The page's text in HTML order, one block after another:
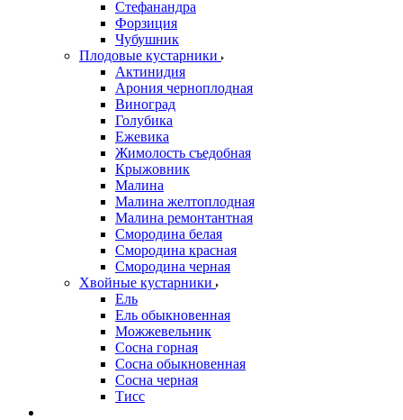
Стефанандра
Форзиция
Чубушник
Плодовые кустарники
Актинидия
Арония черноплодная
Виноград
Голубика
Ежевика
Жимолость съедобная
Крыжовник
Малина
Малина желтоплодная
Малина ремонтантная
Смородина белая
Смородина красная
Смородина черная
Хвойные кустарники
Ель
Ель обыкновенная
Можжевельник
Сосна горная
Сосна обыкновенная
Сосна черная
Тисс